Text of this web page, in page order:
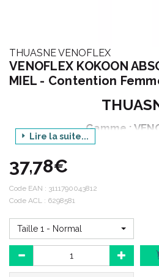
THUASNE VENOFLEX
VENOFLEX KOKOON
MIEL - Contention
Gamme :
Catégorie :
Déclinaison : BAS
Conditionnement : 1
>> choisir votre taille dans le menu
Lire la suite...
37,78€
Code EAN : 3111790043812
Code ACL : 6298581
Taille 1 - Normal